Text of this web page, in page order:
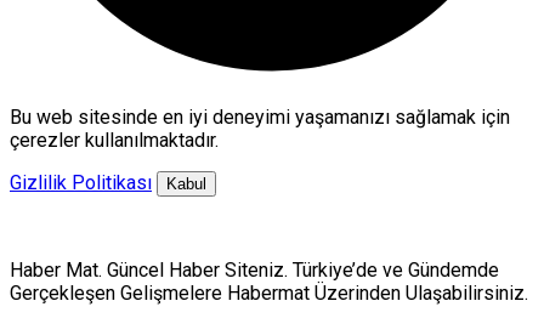
Bu web sitesinde en iyi deneyimi yaşamanızı sağlamak için
çerezler kullanılmaktadır.
Gizlilik Politikası
Kabul
Haber Mat. Güncel Haber Siteniz. Türkiye’de ve Gündemde
Gerçekleşen Gelişmelere Habermat Üzerinden Ulaşabilirsiniz.